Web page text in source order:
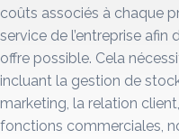
coûts associés à chaque
service de l’entreprise
offre possible. Cela
incluant la gestion de
marketing, la relation
fonctions commerciales,